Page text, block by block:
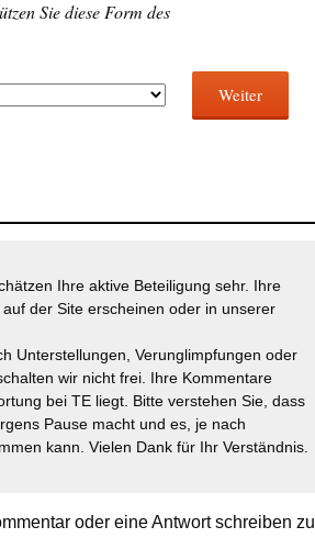
Sie diese Form des
Weiter
Ihre aktive Beteiligung sehr. Ihre
der Site erscheinen oder in unserer
Unterstellungen, Verunglimpfungen oder
wir nicht frei. Ihre Kommentare
bei TE liegt. Bitte verstehen Sie, dass
Pause macht und es, je nach
kann. Vielen Dank für Ihr Verständnis.
oder eine Antwort schreiben zu